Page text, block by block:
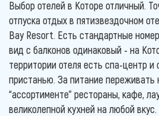
Выбор отелей в Которе отличный.
отпуска отдых в пятизвездочном
Bay Resort. Есть стандартные
вид с балконов одинаковый - на
территории отеля есть спа-центр
пристанью. За питание переживать
“ассортименте” рестораны, кафе,
великолепной кухней на любой